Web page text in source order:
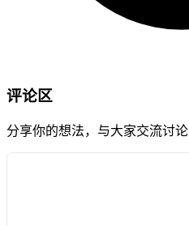
评论区
分享你的想法，与大家交流讨论